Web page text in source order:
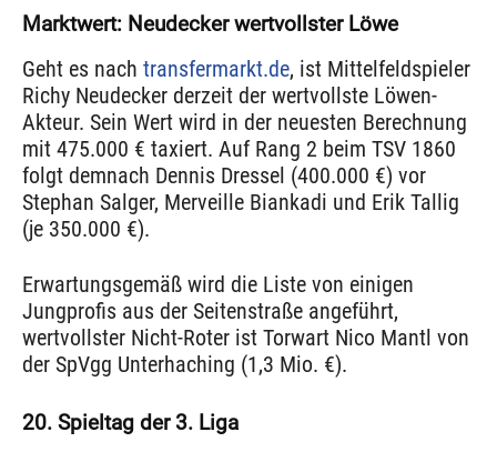
Marktwert: Neudecker wertvollster Löwe
Geht es nach transfermarkt.de, ist Mittelfeldspieler
Richy Neudecker derzeit der wertvollste Löwen-
Akteur. Sein Wert wird in der neuesten Berechnung
mit 475.000 € taxiert. Auf Rang 2 beim TSV 1860
folgt demnach Dennis Dressel (400.000 €) vor
Stephan Salger, Merveille Biankadi und Erik Tallig
(je 350.000 €).
Erwartungsgemäß wird die Liste von einigen
Jungprofis aus der Seitenstraße angeführt,
wertvollster Nicht-Roter ist Torwart Nico Mantl von
der SpVgg Unterhaching (1,3 Mio. €).
20. Spieltag der 3. Liga